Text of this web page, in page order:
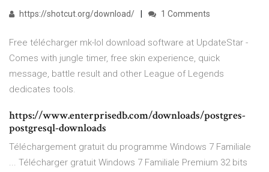
https://shotcut.org/download/ 1 Comments
Free télécharger mk-lol download software at UpdateStar -
Comes with jungle timer, free skin experience, quick
message, battle result and other League of Legends
dedicates tools.
https://www.enterprisedb.com/downloads/postgres-
postgresql-downloads
Téléchargement gratuit du programme Windows 7 Familiale
... Télécharger gratuit Windows 7 Familiale Premium 32 bits